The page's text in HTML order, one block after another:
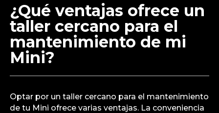
¿Qué ventajas ofrece un
taller cercano para el
mantenimiento de mi
Mini?
Optar por un taller cercano para el mantenimiento
de tu Mini ofrece varias ventajas. La conveniencia